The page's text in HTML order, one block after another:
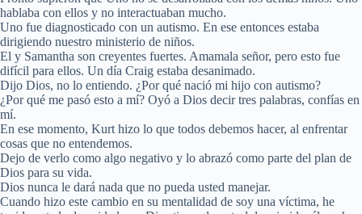
hablaba con ellos y no interactuaban mucho.
Uno fue diagnosticado con un autismo. En ese entonces estaba
dirigiendo nuestro ministerio de niños.
El y Samantha son creyentes fuertes. Amamala señor, pero esto fue
difícil para ellos. Un día Craig estaba desanimado.
Dijo Dios, no lo entiendo. ¿Por qué nació mi hijo con autismo?
¿Por qué me pasó esto a mí? Oyó a Dios decir tres palabras, confías en
mí.
En ese momento, Kurt hizo lo que todos debemos hacer, al enfrentar
cosas que no entendemos.
Dejo de verlo como algo negativo y lo abrazó como parte del plan de
Dios para su vida.
Dios nunca le dará nada que no pueda usted manejar.
Cuando hizo este cambio en su mentalidad de soy una víctima, he